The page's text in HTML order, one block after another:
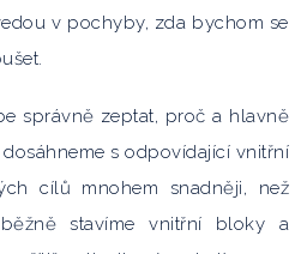
v pochyby, zda bychom se
správně zeptat, proč a hlavně
s odpovídající vnitřní
cílů mnohem snadněji, než
stavíme vnitřní bloky a